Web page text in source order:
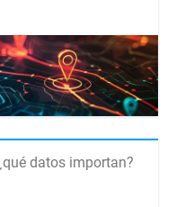
datos importan?